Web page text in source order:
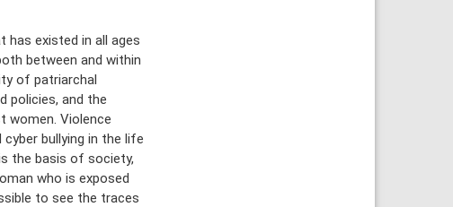
has existed in all ages
between and within
of patriarchal
policies, and the
women. Violence
bullying in the life
the basis of society,
who is exposed
to see the traces